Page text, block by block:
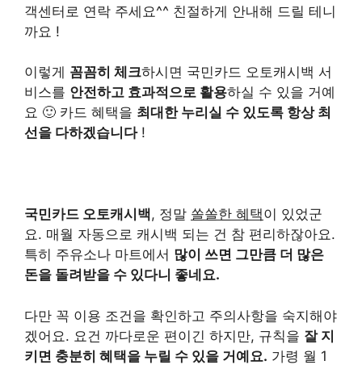
객센터로 연락 주세요^^ 친절하게 안내해 드릴 테니
까요 !
이렇게 꼼꼼히 체크하시면 국민카드 오토캐시백 서
비스를 안전하고 효과적으로 활용하실 수 있을 거예
요 🙂 카드 혜택을 최대한 누리실 수 있도록 항상 최
선을 다하겠습니다!
국민카드 오토캐시백, 정말 쏠쏠한 혜택이 있었군
요. 매월 자동으로 캐시백 되는 건 참 편리하잖아요.
특히 주유소나 마트에서 많이 쓰면 그만큼 더 많은
돈을 돌려받을 수 있다니 좋네요.
다만 꼭 이용 조건을 확인하고 주의사항을 숙지해야
겠어요. 요건 까다로운 편이긴 하지만, 규칙을 잘 지
키면 충분히 혜택을 누릴 수 있을 거예요. 가령 월 1